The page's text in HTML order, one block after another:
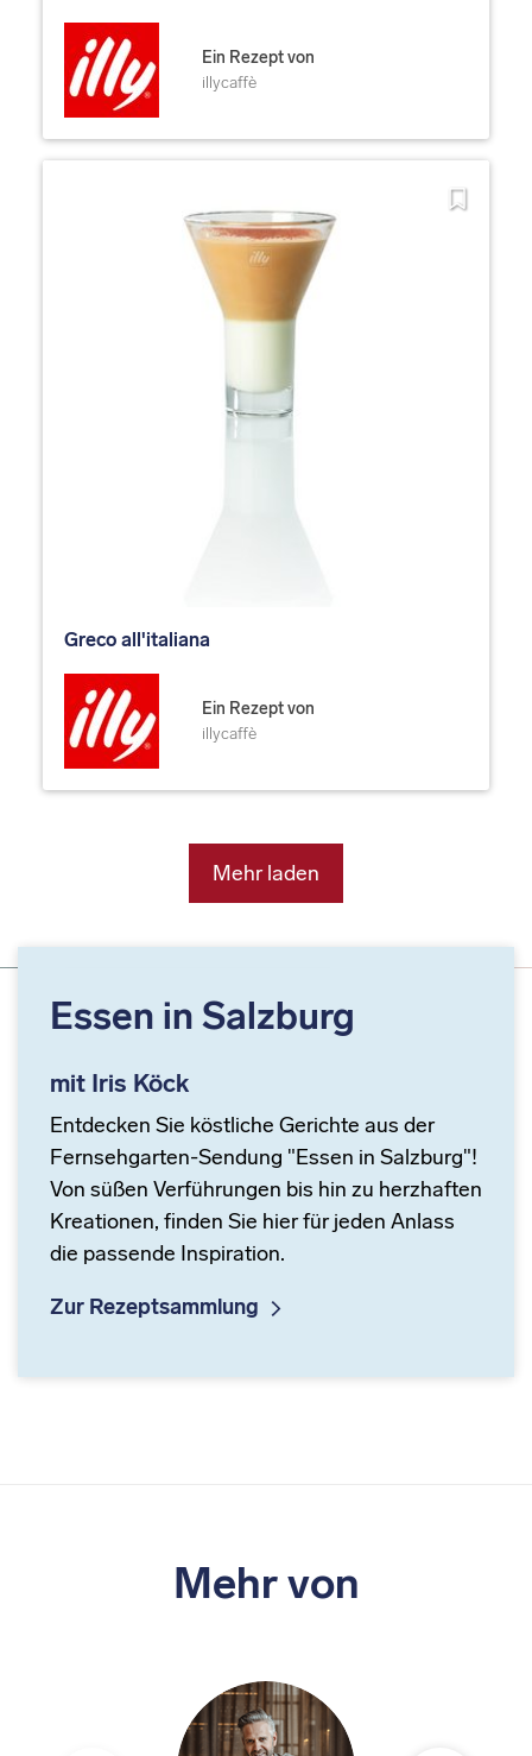
Ein Rezept von
illycaffè
Greco all'italiana
Ein Rezept von
illycaffè
Mehr laden
Essen in Salzburg
mit Iris Köck
Entdecken Sie köstliche Gerichte aus der
Fernsehgarten-Sendung "Essen in Salzburg"!
Von süßen Verführungen bis hin zu herzhaften
Kreationen, finden Sie hier für jeden Anlass
die passende Inspiration.
Zur Rezeptsammlung
Mehr von